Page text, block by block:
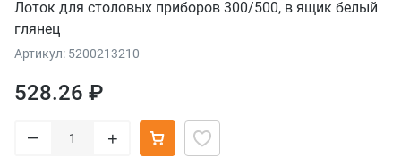
Лоток для столовых приборов 300/500, в ящик белый
глянец
Артикул: 5200213210
528.26 ₽
– +